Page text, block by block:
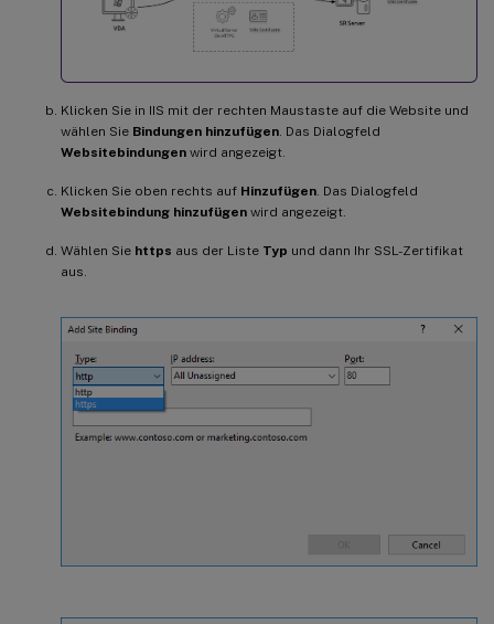
Klicken Sie in IIS mit der rechten Maustaste auf die Website und
wählen Sie Bindungen hinzufügen. Das Dialogfeld
Websitebindungen wird angezeigt.
Klicken Sie oben rechts auf Hinzufügen. Das Dialogfeld
Websitebindung hinzufügen wird angezeigt.
Wählen Sie https aus der Liste Typ und dann Ihr SSL-Zertifikat
aus.